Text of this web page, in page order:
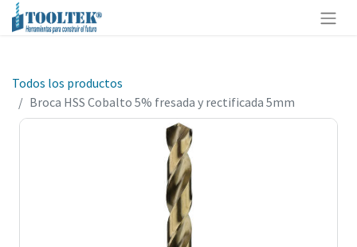
Todos los productos
Broca HSS Cobalto 5% fresada y rectificada 5mm